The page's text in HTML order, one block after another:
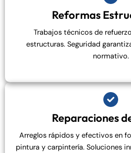
Reformas
Trabajos técnicos de
estructuras. Seguridad
normativo.
Reparaciones
Arreglos rápidos y efectivos en
pintura y carpintería. Soluciones